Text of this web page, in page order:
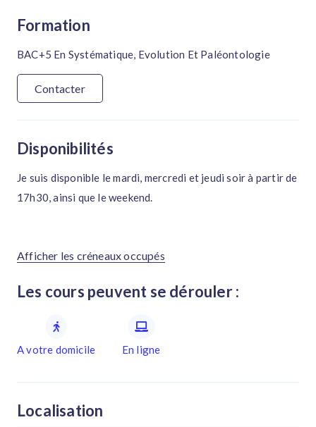
Formation
BAC+5 En Systématique, Evolution Et Paléontologie
Contacter
Disponibilités
Je suis disponible le mardi, mercredi et jeudi soir à partir de
17h30, ainsi que le weekend.
Afficher les créneaux occupés
Les cours peuvent se dérouler :
A votre domicile En ligne
Localisation